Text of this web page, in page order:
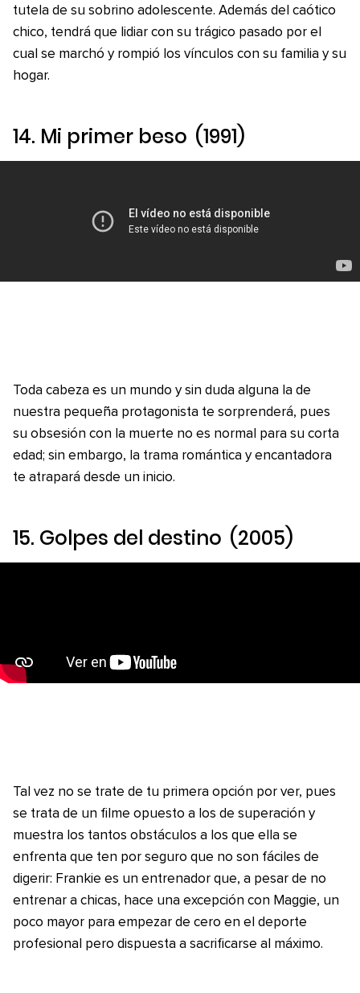
tutela de su sobrino adolescente. Además del caótico
chico, tendrá que lidiar con su trágico pasado por el
cual se marchó y rompió los vínculos con su familia y su
hogar.
14. Mi primer beso (1991)
Toda cabeza es un mundo y sin duda alguna la de
nuestra pequeña protagonista te sorprenderá, pues
su obsesión con la muerte no es normal para su corta
edad; sin embargo, la trama romántica y encantadora
te atrapará desde un inicio.
15. Golpes del destino (2005)
Tal vez no se trate de tu primera opción por ver, pues
se trata de un filme opuesto a los de superación y
muestra los tantos obstáculos a los que ella se
enfrenta que ten por seguro que no son fáciles de
digerir: Frankie es un entrenador que, a pesar de no
entrenar a chicas, hace una excepción con Maggie, un
poco mayor para empezar de cero en el deporte
profesional pero dispuesta a sacrificarse al máximo.